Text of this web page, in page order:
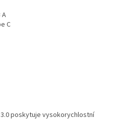
A
C
3.0 poskytuje vysokorychlostní